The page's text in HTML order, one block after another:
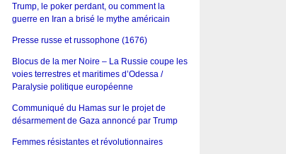
Trump, le poker perdant, ou comment la
guerre en Iran a brisé le mythe américain
Presse russe et russophone (1676)
Blocus de la mer Noire – La Russie coupe les
voies terrestres et maritimes d’Odessa /
Paralysie politique européenne
Communiqué du Hamas sur le projet de
désarmement de Gaza annoncé par Trump
Femmes résistantes et révolutionnaires